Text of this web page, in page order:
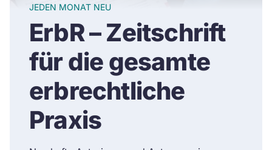
JEDEN MONAT NEU
ErbR – Zeitschrift
für die gesamte
erbrechtliche
Praxis